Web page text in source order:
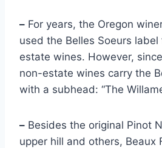
– For years, the Oregon
used the Belles Soeurs
estate wines. However,
non-estate wines carry the
with a subhead: “The
– Besides the original Pinot
upper hill and others, Beaux